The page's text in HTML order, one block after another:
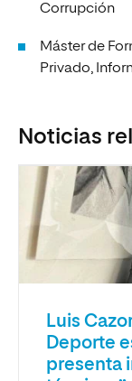
Corrupción
Máster de
Privado,
Noticias
Luis
Deporte
presenta